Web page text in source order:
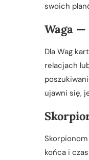
swoich
Waga —
Dla Wag
relacjach
ujawni się,
końca i